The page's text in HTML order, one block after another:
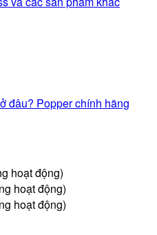
đâu? Popper chính hãng
hoạt động)
hoạt động)
hoạt động)